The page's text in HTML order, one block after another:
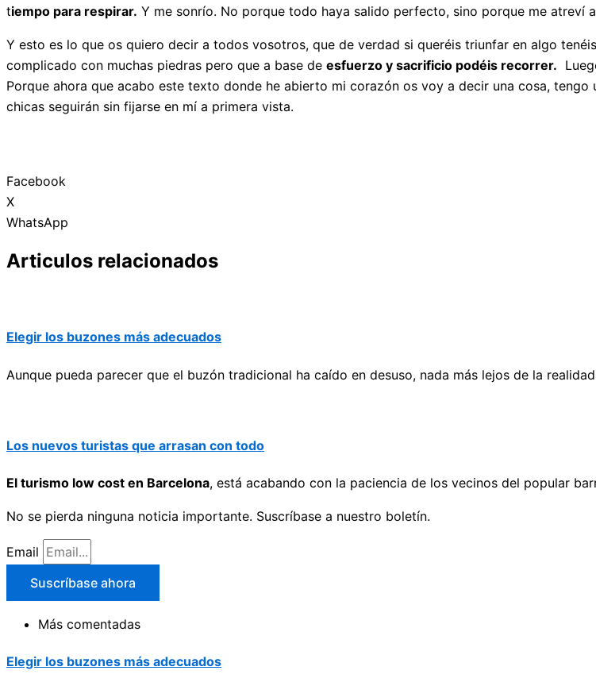
tiempo para respirar. Y me sonrío. No porque todo haya salido perfecto, sino porque me atreví
Y esto es lo que os quiero decir a todos vosotros, que de verdad si queréis triunfar en algo
complicado con muchas piedras pero que a base de esfuerzo y sacrificio podéis recorrer.
Porque ahora que acabo este texto donde he abierto mi corazón os voy a decir una cosa, tengo
chicas seguirán sin fijarse en mí a primera vista.
Facebook
X
WhatsApp
Articulos relacionados
Elegir los buzones más adecuados
Aunque pueda parecer que el buzón tradicional ha caído en desuso, nada más lejos de la
Los nuevos turistas que arrasan con todo
El turismo low cost en Barcelona, está acabando con la paciencia de los vecinos del popular
No se pierda ninguna noticia importante. Suscríbase a nuestro boletín.
Email
Suscríbase ahora
Más comentadas
Elegir los buzones más adecuados